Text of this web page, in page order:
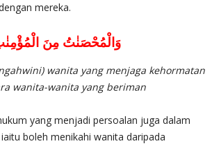
mereka.
وَالْمُحْصَنٰتُ مِنَ
wanita yang menjaga kehormatan
wanita-wanita yang beriman
yang menjadi persoalan juga dalam
boleh menikahi wanita daripada